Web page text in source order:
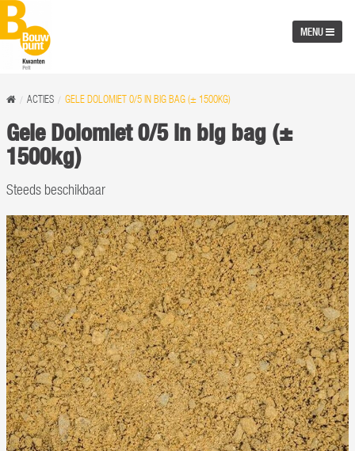
MENU
ACTIES GELE DOLOMIET 0/5 IN BIG BAG (± 1500KG)
Gele Dolomiet 0/5 in big bag (±
1500kg)
Steeds beschikbaar